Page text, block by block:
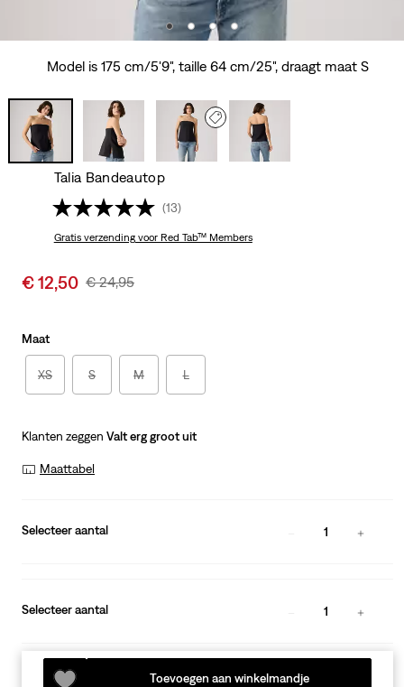
Model is 175 cm/5'9", taille 64 cm/25", draagt maat S
Talia Bandeautop
(13)
Gratis verzendingvoor Red Tab™ Members
Sale
€ 12,50 Original
€ 24,95
Maat
XS S M L
Klanten zeggen Valt erg groot uit
Maattabel
Selecteer aantal 1
Selecteer aantal 1
Toevoegen aan winkelmandje